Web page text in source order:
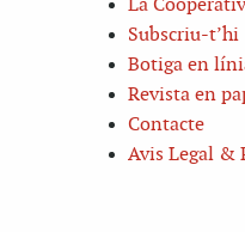
La
Subscriu-t’hi
Botiga en
Revista en
Contacte
Avis Legal &